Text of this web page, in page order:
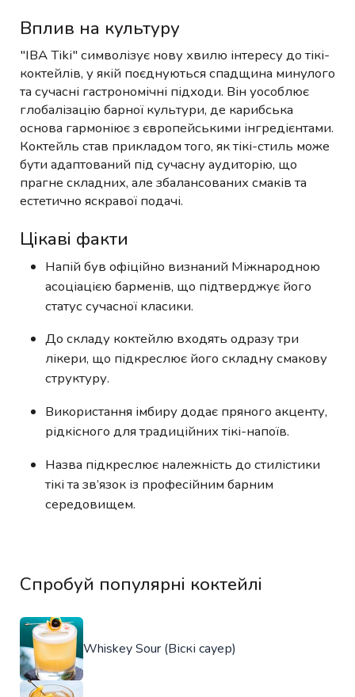
Вплив на культуру
"IBA Tiki" символізує нову хвилю інтересу до тікі-
коктейлів, у якій поєднуються спадщина минулого
та сучасні гастрономічні підходи. Він уособлює
глобалізацію барної культури, де карибська
основа гармоніює з європейськими інгредієнтами.
Коктейль став прикладом того, як тікі-стиль може
бути адаптований під сучасну аудиторію, що
прагне складних, але збалансованих смаків та
естетично яскравої подачі.
Цікаві факти
Напій був офіційно визнаний Міжнародною
асоціацією барменів, що підтверджує його
статус сучасної класики.
До складу коктейлю входять одразу три
лікери, що підкреслює його складну смакову
структуру.
Використання імбиру додає пряного акценту,
рідкісного для традиційних тікі-напоїв.
Назва підкреслює належність до стилістики
тікі та зв’язок із професійним барним
середовищем.
Спробуй популярні коктейлі
Whiskey Sour (Віскі сауер)